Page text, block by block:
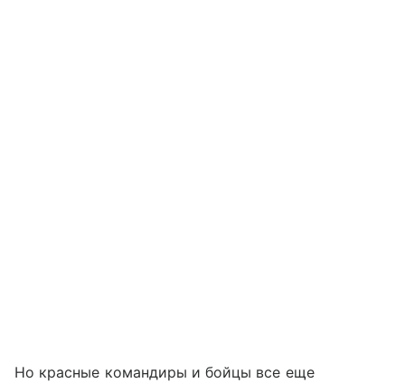
Но красные командиры и бойцы все еще